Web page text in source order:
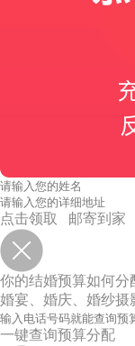
点击领取 邮寄到家
你的结婚预算如何分
婚宴、婚庆、婚纱摄
一键查询预算分配